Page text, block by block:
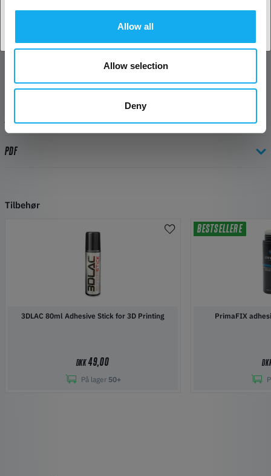
Allow all
Allow selection
Deny
TEKNISKE SPECIFIKATIONER
ANMELDELSER
PDF
Tilbehør
3DLAC 80ml Adhesive Stick for 3D Printing
DKK49,00
På lager 50+
BESTSELLERE
PrimaFIX